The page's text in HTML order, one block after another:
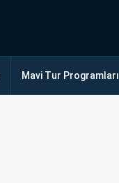
Mavi Tur Programları